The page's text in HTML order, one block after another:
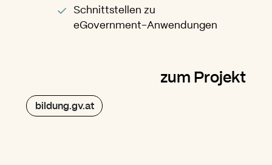
Schnittstellen zu
eGovernment-Anwendungen
zum Projekt
bildung.gv.at